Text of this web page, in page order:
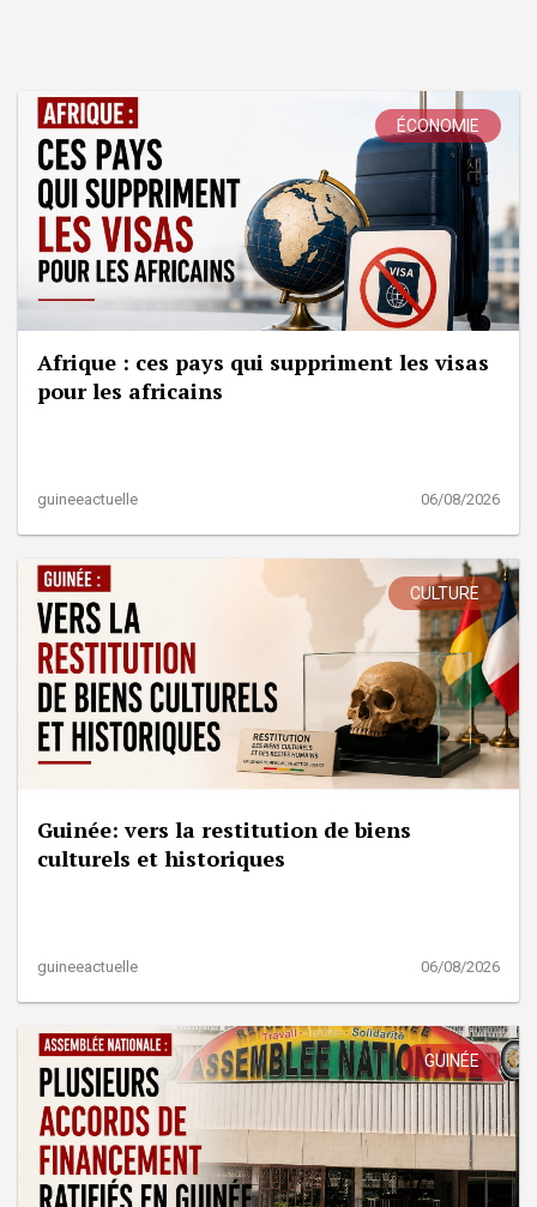
ÉCONOMIE
Afrique : ces pays qui suppriment les visas
pour les africains
guineeactuelle 06/08/2026
CULTURE
Guinée: vers la restitution de biens
culturels et historiques
guineeactuelle 06/08/2026
GUINÉE